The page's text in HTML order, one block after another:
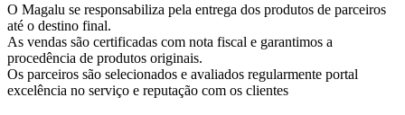
O Magalu se responsabiliza pela entrega dos produtos de parceiros
até o destino final.
As vendas são certificadas com nota fiscal e garantimos a
procedência de produtos originais.
Os parceiros são selecionados e avaliados regularmente portal
excelência no serviço e reputação com os clientes